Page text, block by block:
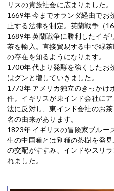
リスの貴族社会に広まりました。
1669年 今までオランダ経由でお
止する法律を制定。英蘭戦争（
1689年 英蘭戦争に勝利したイギ
茶を輸入。直接貿易する中で緑
の存在を知るようになります。
1700年 代より発酵を強くしたお
はグンと増していきました。
1773年 アメリカ独立のきっかけ
件。イギリスが東インド会社に
法に反対し、東インド会社のお
名の由来があります。
1823年 イギリスの冒険家ブルー
生の中国種とは別種の茶樹を発
の交配がすすみ、インドやスリ
れました。